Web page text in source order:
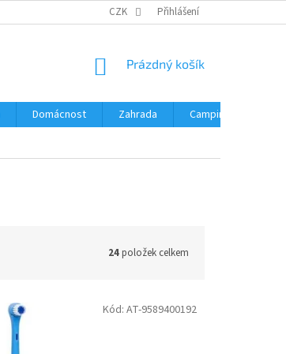
CZK Přihlášení
NÁKUPNÍ
Prázdný košík
Domácnost Zahrada Camping
24položek celkem
Kód: AT-9589400192